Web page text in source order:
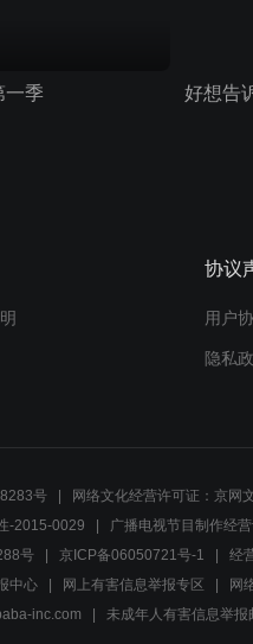
一季 好想告
协议
用户
隐私
号 网络文化经营许可证：京网
-2015-0029
广播电视节目制作经
号 京ICP备06050721号-1 经
中心 网上有害信息举报专区 网
inc.com
未成年人有害信息举